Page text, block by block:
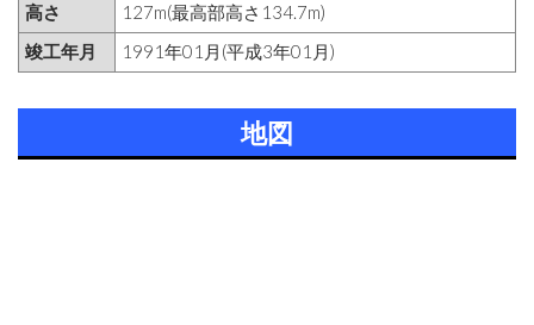
高さ
127m(最高部高さ134.7m)
竣工年月
1991年01月(平成3年01月)
地図